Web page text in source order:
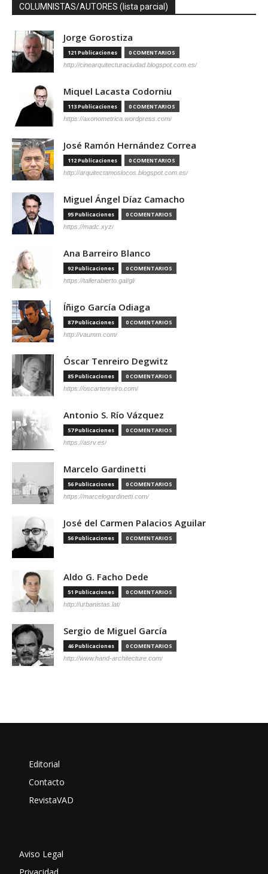
COLUMNISTAS/AUTORES (lista parcial)
Jorge Gorostiza
121 Publicaciones 0 COMENTARIOS
http://cinearquitecturaciudad.blogspot.com.es/
Miquel Lacasta Codorniu
113 Publicaciones 0 COMENTARIOS
https://axonometrica.wordpress.com/
José Ramón Hernández Correa
112 Publicaciones 0 COMENTARIOS
http://arquitectamoslocos.blogspot.com.es/
Miguel Ángel Díaz Camacho
95 Publicaciones 0 COMENTARIOS
https://madc.xyz/
Ana Barreiro Blanco
92 Publicaciones 0 COMENTARIOS
https://tallerabierto.gal/gl/
Íñigo García Odiaga
87 Publicaciones 0 COMENTARIOS
http://vaumm.com/
Óscar Tenreiro Degwitz
85 Publicaciones 0 COMENTARIOS
https://oscartenreiro.com/
Antonio S. Río Vázquez
57 Publicaciones 0 COMENTARIOS
https://asrv.es/
Marcelo Gardinetti
56 Publicaciones 0 COMENTARIOS
https://marcelogardinetti.com/
José del Carmen Palacios Aguilar
56 Publicaciones 0 COMENTARIOS
Aldo G. Facho Dede
51 Publicaciones 0 COMENTARIOS
http://urbanistas.lat/
Sergio de Miguel García
46 Publicaciones 0 COMENTARIOS
http://www.hand-architecture.com/
Editorial
Contacto
RevistaVAD
Aviso Legal